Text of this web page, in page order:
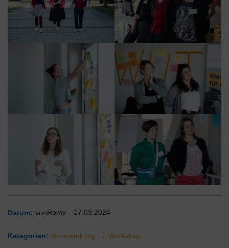
Datum: vonRomy - 27.09.2024
Kategorien: Veranstaltung - Workshop